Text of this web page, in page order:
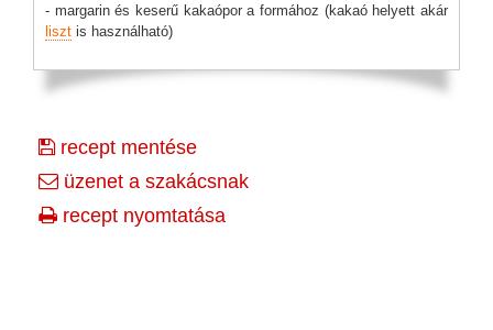
- margarin és keserű kakaópor a formához (kakaó helyett akár
liszt is használható)
recept mentése
üzenet a szakácsnak
recept nyomtatása